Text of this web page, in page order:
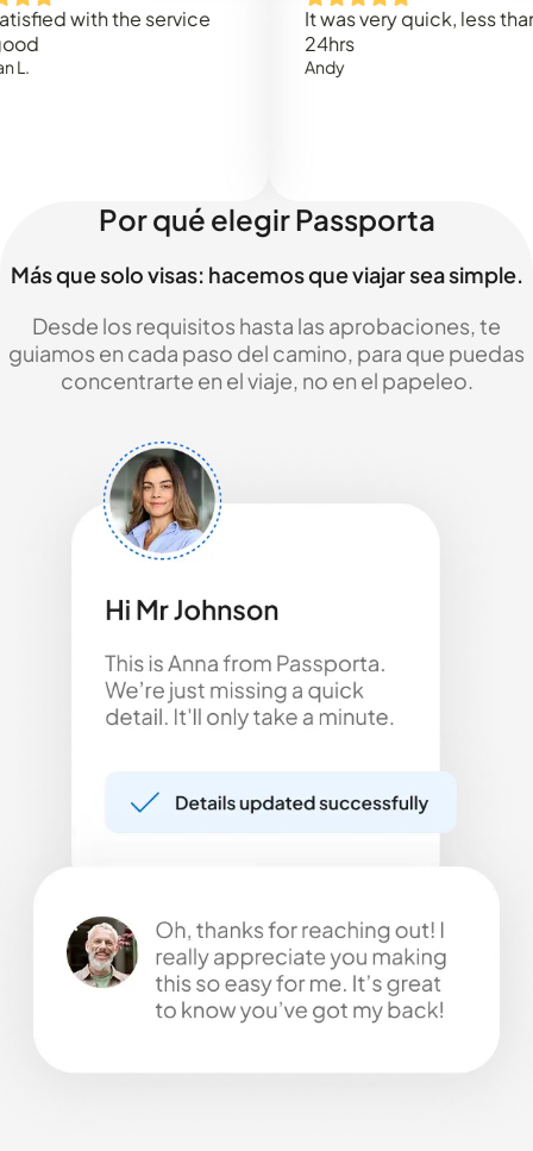
with the service
It was very quick, less than
Por qué elegir Passporta
Más que solo visas: hacemos que viajar sea simple.
Desde los requisitos hasta las aprobaciones, te
guiamos en cada paso del camino, para que puedas
concentrarte en el viaje, no en el papeleo.